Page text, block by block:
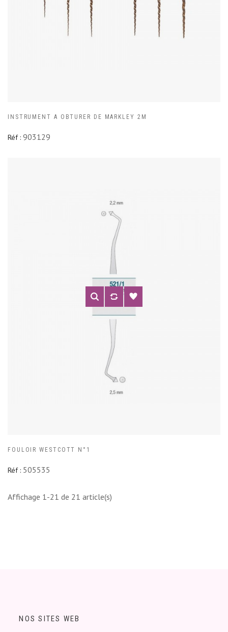
INSTRUMENT A OBTURER DE MARKLEY 2M
Réf : 903129
FOULOIR WESTCOTT N°1
Réf : 505535
Affichage 1-21 de 21 article(s)
NOS SITES WEB